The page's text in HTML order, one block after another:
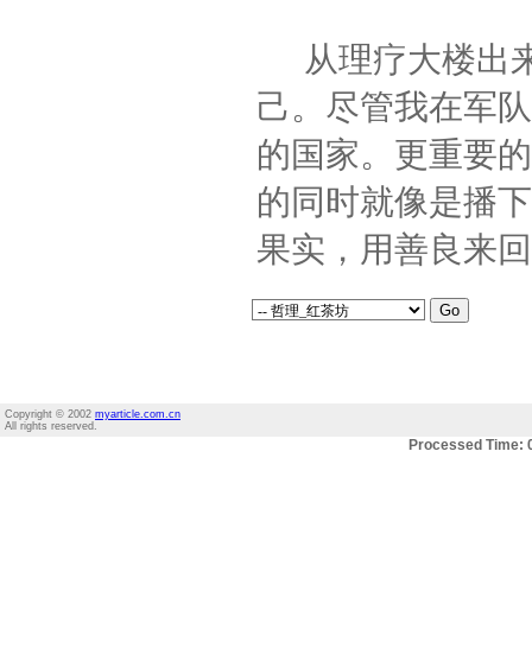
从理疗大楼出
己。尽管我在军
的国家。更重要
的同时就像是播
果实，用善良来
Copyright © 2002 myarticle.com.cn
All rights reserved.
Processed Time: